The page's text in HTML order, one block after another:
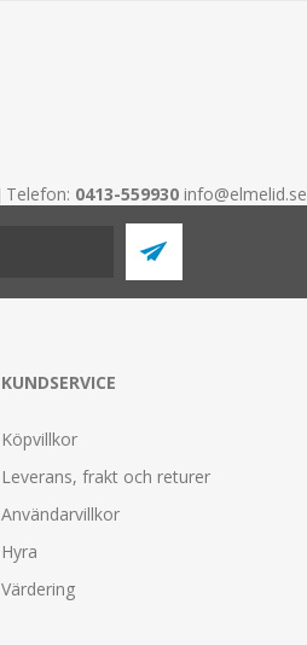
Telefon: 0413-559930 info@elmelid.se
KUNDSERVICE
Köpvillkor
Leverans, frakt och returer
Användarvillkor
Hyra
Värdering